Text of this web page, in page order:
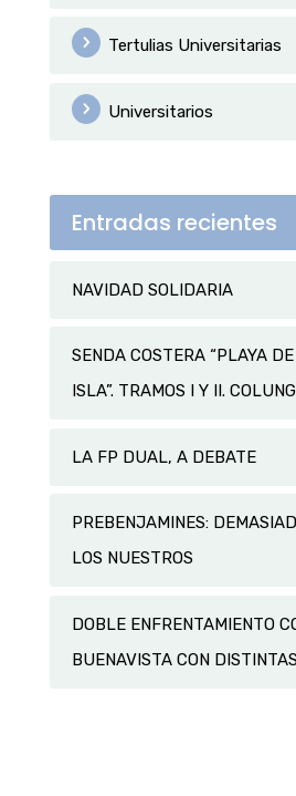
Tertulias Universitarias
Universitarios
Entradas recientes
NAVIDAD SOLIDARIA
SENDA COSTERA “PLAYA
ISLA”. TRAMOS I Y II.
LA FP DUAL, A DEBATE
PREBENJAMINES:
LOS NUESTROS
DOBLE ENFRENTAMIENTO
BUENAVISTA CON